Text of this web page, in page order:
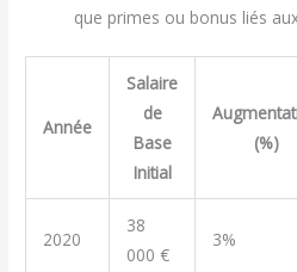
que primes ou bonus liés
Année
Salaire
de
Base
Initial
(%)
2020
38
000 €
3%